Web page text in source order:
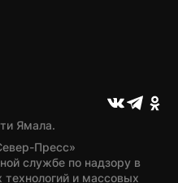
Ямала.
Пресс»
службе по надзору в
и массовых